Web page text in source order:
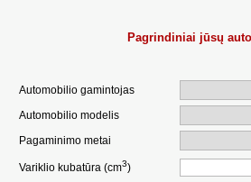
Pagrindiniai jūsų
Automobilio gamintojas
Automobilio modelis
Pagaminimo metai
Variklio kubatūra (cm3)